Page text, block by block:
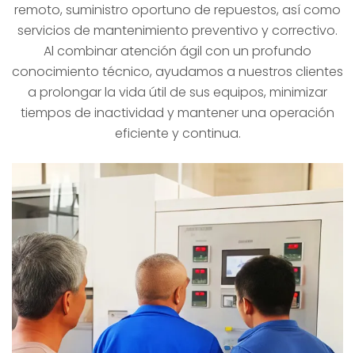
remoto, suministro oportuno de repuestos, así como
servicios de mantenimiento preventivo y correctivo.
Al combinar atención ágil con un profundo
conocimiento técnico, ayudamos a nuestros clientes
a prolongar la vida útil de sus equipos, minimizar
tiempos de inactividad y mantener una operación
eficiente y continua.